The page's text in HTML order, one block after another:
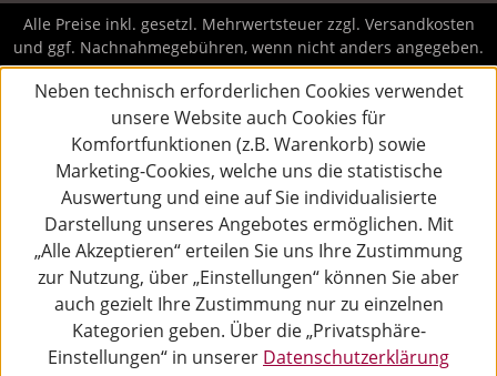
Alle Preise inkl. gesetzl. Mehrwertsteuer zzgl. Versandkosten
und ggf. Nachnahmegebühren, wenn nicht anders angegeben.
Neben technisch erforderlichen Cookies verwendet
unsere Website auch Cookies für
Komfortfunktionen (z.B. Warenkorb) sowie
Marketing-Cookies, welche uns die statistische
Auswertung und eine auf Sie individualisierte
Darstellung unseres Angebotes ermöglichen. Mit
„Alle Akzeptieren“ erteilen Sie uns Ihre Zustimmung
zur Nutzung, über „Einstellungen“ können Sie aber
auch gezielt Ihre Zustimmung nur zu einzelnen
Kategorien geben. Über die „Privatsphäre-
Einstellungen“ in unserer Datenschutzerklärung